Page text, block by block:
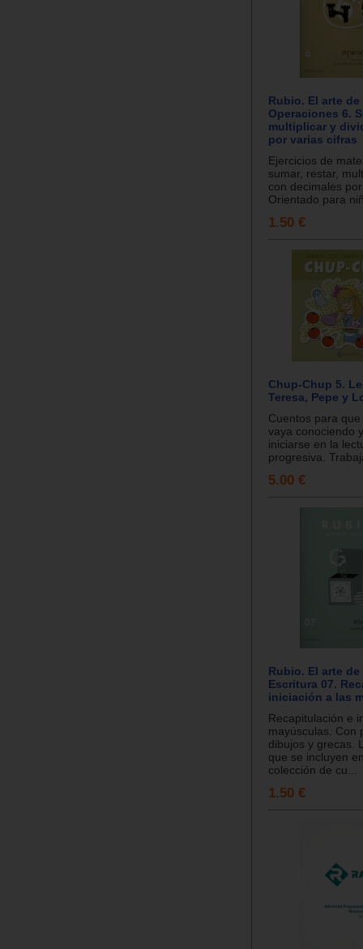
Rubio. El arte de
Operaciones 6.
multiplicar y
por varias cifras
Ejercicios de
sumar, restar,
con decimales
Orientado para
1.50 €
Chup-Chup 5.
Teresa, Pepe y
Cuentos para
vaya conociendo
iniciarse en la
progresiva.
5.00 €
Rubio. El arte de
Escritura 07.
iniciación a las
Recapitulación e
mayúsculas. Con
dibujos y grecas.
que se incluyen
colección de cu...
1.50 €